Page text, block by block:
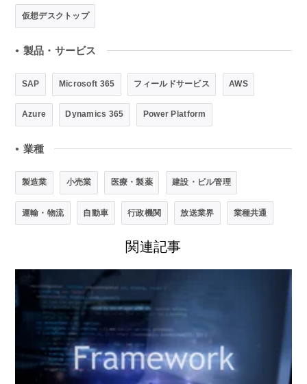
仮想デスクトップ
● 製品・サービス
SAP Microsoft 365 フィールドサービス AWS
Azure Dynamics 365 Power Platform
● 業種
製造業 小売業 医療・製薬 建設・ビル管理
運輸・物流 自動車 行政機関 放送業界 業種共通
関連記事